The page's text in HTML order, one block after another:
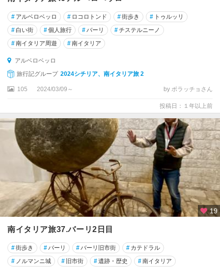
ナ
州
ト
ラ
ニ
ト
パ
ト
ノ
ト
レ
# アルベロベッロ # ロコロトンド #街歩き # トゥルッリ
# 白い街 #個人旅行 #バーリ #チステルニーノ
#南イタリア周遊 #南イタリア
アルベロベッロ
旅行記グループ 2024シチリア、南イタリア旅 2
105 2024/03/09～ by ボラッチョさん
投稿日：１年以上前
19
南イタリア旅37.バーリ2日目
#街歩き #バーリ #バーリ旧市街 # カテドラル
# ノルマンニ城 # 旧市街 #遺跡・歴史 #南イタリア